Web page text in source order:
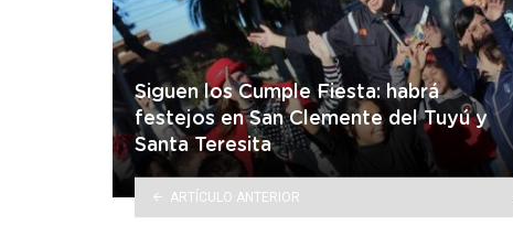
Siguen los Cumple Fiesta: habrá
festejos en San Clemente del Tuyú y
Santa Teresita
ARTÍCULO ANTERIOR